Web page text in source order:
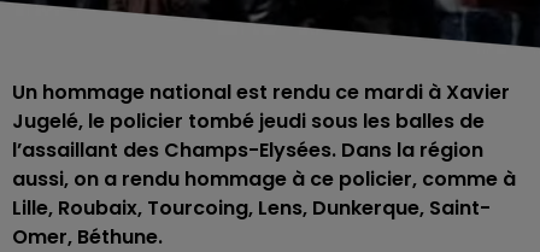
Un hommage national est rendu ce mardi à Xavier
Jugelé, le policier tombé jeudi sous les balles de
l’assaillant des Champs-Elysées. Dans la région
aussi, on a rendu hommage à ce policier, comme à
Lille, Roubaix, Tourcoing, Lens, Dunkerque, Saint-
Omer, Béthune.